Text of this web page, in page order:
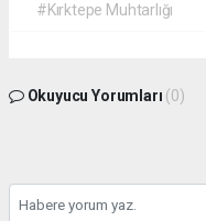
#Kırktepe Muhtarlığı
Okuyucu Yorumları (0)